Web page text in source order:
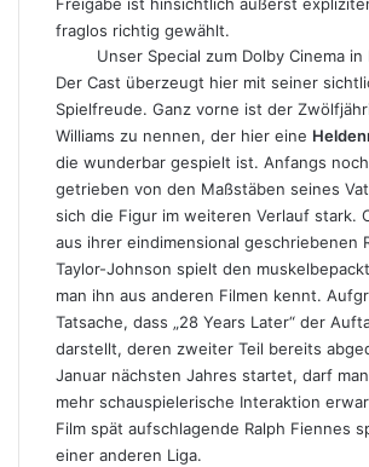
Freigabe ist hinsichtlich äußerst
fraglos richtig gewählt.
Unser Special zum Dolby Cinema in
Der Cast überzeugt hier mit seiner
Spielfreude. Ganz vorne ist der
Williams zu nennen, der hier eine
die wunderbar gespielt ist. Anfangs
getrieben von den Maßstäben seines
sich die Figur im weiteren Verlauf stark.
aus ihrer eindimensional geschriebenen
Taylor-Johnson spielt den
man ihn aus anderen Filmen kennt.
Tatsache, dass „28 Years Later“ der
darstellt, deren zweiter Teil bereits
Januar nächsten Jahres startet, darf
mehr schauspielerische Interaktion
Film spät aufschlagende Ralph Fiennes
einer anderen Liga.